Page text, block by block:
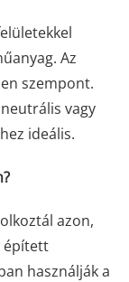
Az
szempont.
vagy
ideális.
azon,
épített
használják a